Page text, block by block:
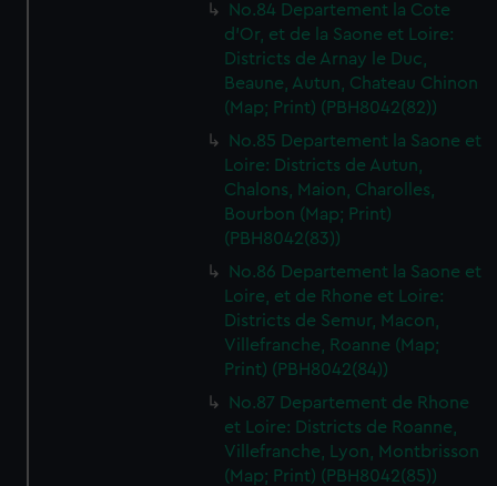
No.84 Departement la Cote
d'Or, et de la Saone et Loire:
Districts de Arnay le Duc,
Beaune, Autun, Chateau Chinon
(Map; Print) (PBH8042(82))
No.85 Departement la Saone et
Loire: Districts de Autun,
Chalons, Maion, Charolles,
Bourbon (Map; Print)
(PBH8042(83))
No.86 Departement la Saone et
Loire, et de Rhone et Loire:
Districts de Semur, Macon,
Villefranche, Roanne (Map;
Print) (PBH8042(84))
No.87 Departement de Rhone
et Loire: Districts de Roanne,
Villefranche, Lyon, Montbrisson
(Map; Print) (PBH8042(85))